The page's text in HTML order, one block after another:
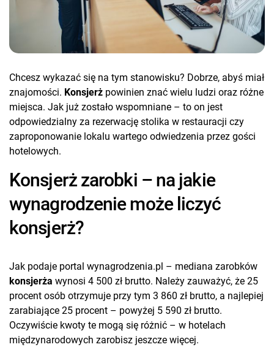
Chcesz wykazać się na tym stanowisku? Dobrze, abyś miał
znajomości. Konsjerż powinien znać wielu ludzi oraz różne
miejsca. Jak już zostało wspomniane – to on jest
odpowiedzialny za rezerwację stolika w restauracji czy
zaproponowanie lokalu wartego odwiedzenia przez gości
hotelowych.
Konsjerż zarobki – na jakie
wynagrodzenie może liczyć
konsjerż?
Jak podaje portal wynagrodzenia.pl – mediana zarobków
konsjerża wynosi 4 500 zł brutto. Należy zauważyć, że 25
procent osób otrzymuje przy tym 3 860 zł brutto, a najlepiej
zarabiające 25 procent – powyżej 5 590 zł brutto.
Oczywiście kwoty te mogą się różnić – w hotelach
międzynarodowych zarobisz jeszcze więcej.